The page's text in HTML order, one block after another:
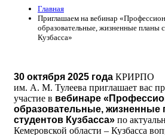
Главная
Приглашаем на вебинар
образовательные, жизненные планы
Кузбасса»
30 октября 2025 года КРИРПО
им. А. М. Тулеева приглашает вас
участие в вебинаре
образовательные, жизненные
студентов Кузбасса» по
Кемеровской области – Кузбасса